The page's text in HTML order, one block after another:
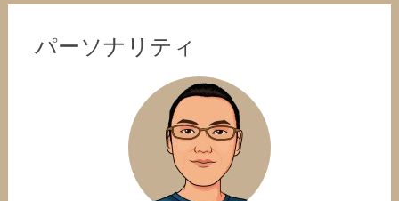
パーソナリティ